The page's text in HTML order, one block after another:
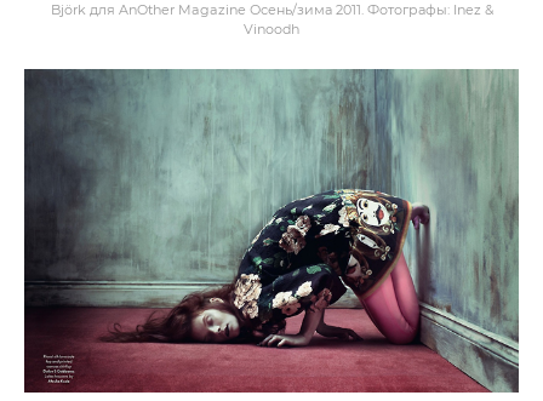
Björk для AnOther Magazine Осень/зима 2011. Фотографы: Inez &
Vinoodh